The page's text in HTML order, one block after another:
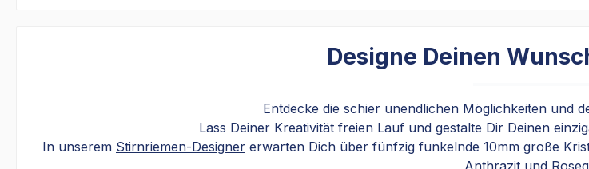
Designe Deinen
Entdecke die schier unendlichen Möglichkeiten und
Lass Deiner Kreativität freien Lauf und gestalte Dir Deinen
In unserem Stirnriemen-Designer erwarten Dich über fünfzig funkelnde 10mm große
Anthrazit und